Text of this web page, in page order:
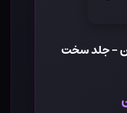
- جلد سخت